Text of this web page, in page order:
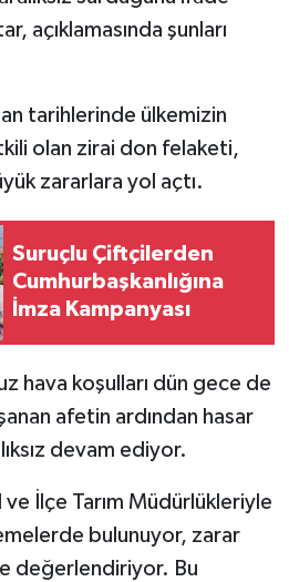
açıklamasında şunları
tarihlerinde ülkemizin
olan zirai don felaketi,
zararlara yol açtı.
Suruçlu Çiftçilerden
Cumhurbaşkanlığına
İmza Kampanyası
hava koşulları dün gece de
afetin ardından hasar
devam ediyor.
ve İlçe Tarım Müdürlükleriyle
bulunuyor, zarar
değerlendiriyor. Bu